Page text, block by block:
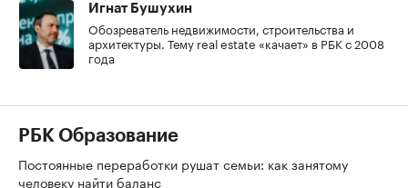
Игнат Бушухин
Обозреватель недвижимости, строительства и
архитектуры. Тему real estate «качает» в РБК с 2008
года
РБК Образование
Постоянные переработки рушат семьи: как занятому
человеку найти баланс